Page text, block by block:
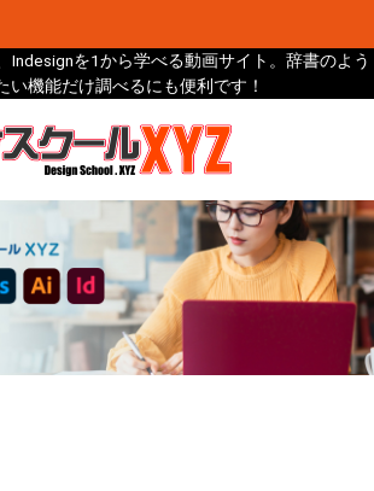
Indesignを1から学べる動画サイト。辞書のよう
い機能だけ調べるにも便利です！